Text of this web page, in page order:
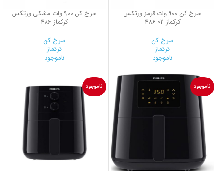
سرخ کن 900 وات قرمز ورتکس
کرکماز 486-02
سرخ کن
کرکماز
ناموجود
سرخ کن 900 وات مشکی ورتکس
کرکماز 486
سرخ کن
کرکماز
ناموجود
ناموجود ناموجود